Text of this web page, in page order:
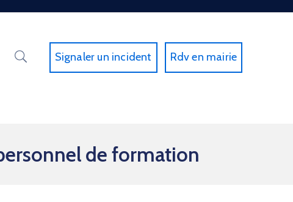
Signaler un incident Rdv en mairie
de formation